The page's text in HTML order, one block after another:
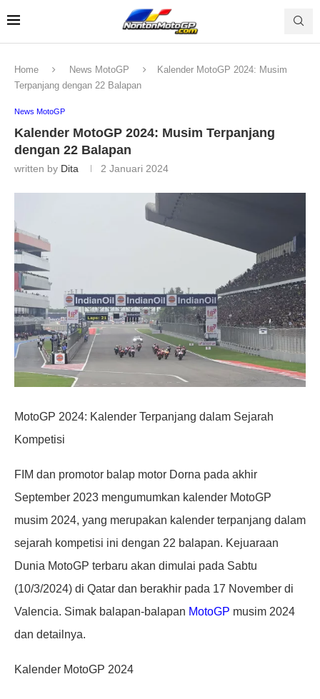
Home News MotoGP
Kalender MotoGP 2024: Musim
Terpanjang dengan 22 Balapan
News MotoGP
Kalender MotoGP 2024: Musim Terpanjang
dengan 22 Balapan
written by Dita 2 Januari 2024
MotoGP 2024: Kalender Terpanjang dalam Sejarah
Kompetisi
FIM dan promotor balap motor Dorna pada akhir
September 2023 mengumumkan kalender MotoGP
musim 2024, yang merupakan kalender terpanjang dalam
sejarah kompetisi ini dengan 22 balapan. Kejuaraan
Dunia MotoGP terbaru akan dimulai pada Sabtu
(10/3/2024) di Qatar dan berakhir pada 17 November di
Valencia. Simak balapan-balapan MotoGP musim 2024
dan detailnya.
Kalender MotoGP 2024